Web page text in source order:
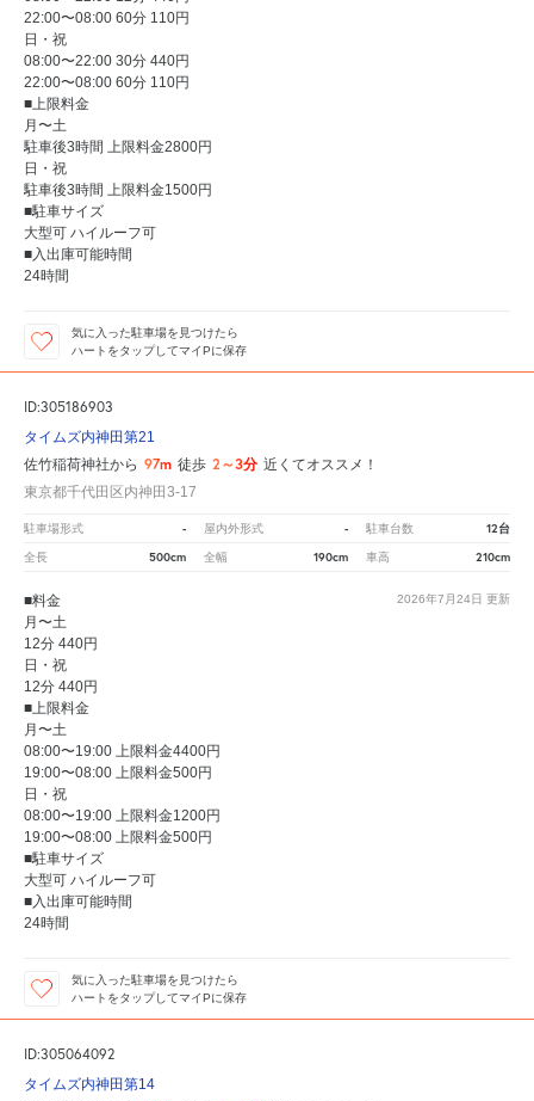
22:00〜08:00 60分 110円
日・祝
08:00〜22:00 30分 440円
22:00〜08:00 60分 110円
■上限料金
月〜土
駐車後3時間 上限料金2800円
日・祝
駐車後3時間 上限料金1500円
■駐車サイズ
大型可 ハイルーフ可
■入出庫可能時間
24時間
気に入った駐車場を見つけたら
ハートをタップしてマイPに保存
ID:305186903
タイムズ内神田第21
佐竹稲荷神社から 97m 徒歩 2～3分 近くてオススメ！
東京都千代田区内神田3-17
駐車場形式 - 屋内外形式 - 駐車台数 12台
全長 500cm 全幅 190cm 車高 210cm
2026年7月24日 更新
■料金
月〜土
12分 440円
日・祝
12分 440円
■上限料金
月〜土
08:00〜19:00 上限料金4400円
19:00〜08:00 上限料金500円
日・祝
08:00〜19:00 上限料金1200円
19:00〜08:00 上限料金500円
■駐車サイズ
大型可 ハイルーフ可
■入出庫可能時間
24時間
気に入った駐車場を見つけたら
ハートをタップしてマイPに保存
ID:305064092
タイムズ内神田第14